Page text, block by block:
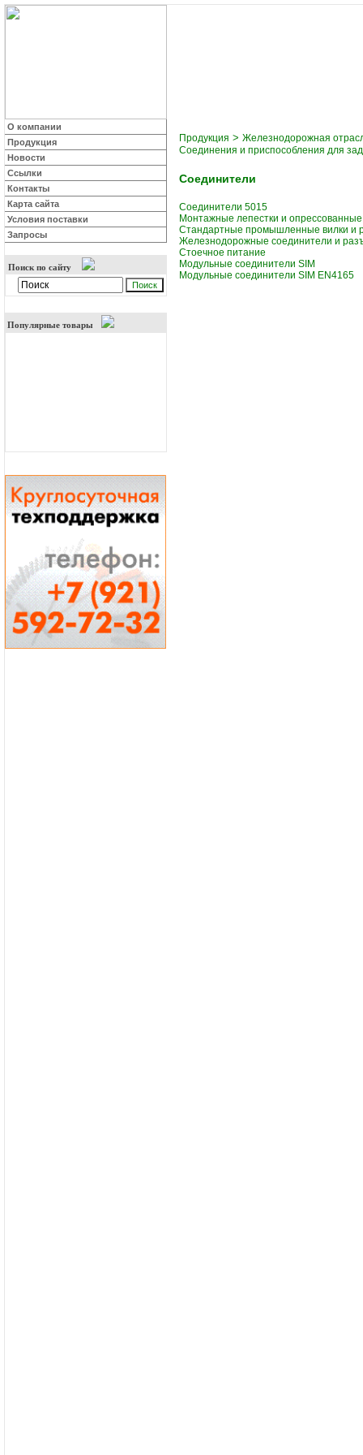
О компании
Продукция
Новости
Ссылки
Контакты
Карта сайта
Условия поставки
Запросы
Поиск по сайту
Популярные товары
Продукция > Железнодорожная
Coединения и приспособления для
Соединители
Соединители 5015
Монтажные лепестки и
Стандартные промышленные вилки и
Железнодорожные соединители и
Cтоечное питание
Модульные соединители SIM
Модульные соединители SIM EN4165